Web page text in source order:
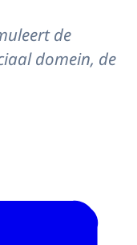
de
domein, de